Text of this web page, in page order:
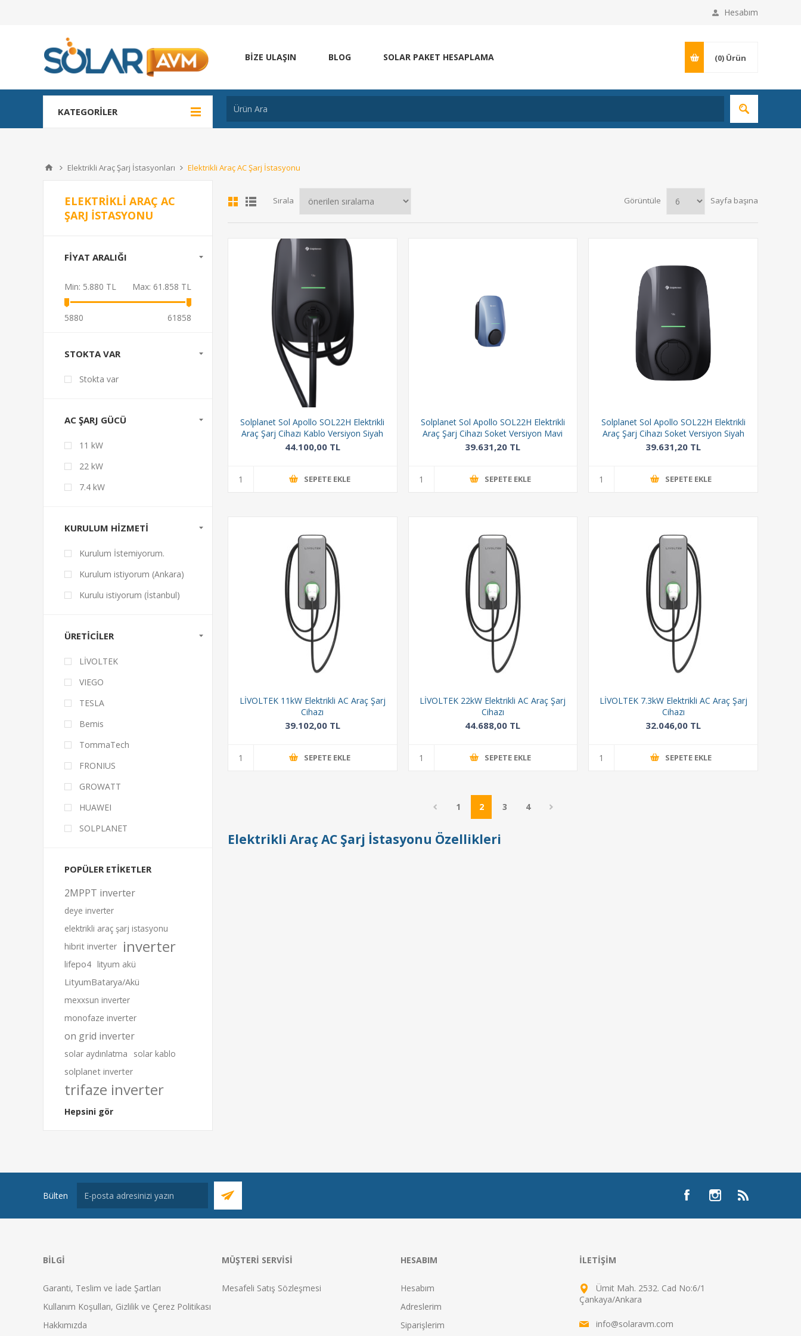
Hesabım
BIZE ULAŞIN BLOG SOLAR PAKET HESAPLAMA (0) Ürün
KATEGORILER
Elektrikli Araç Şarj İstasyonları Elektrikli Araç AC Şarj İstasyonu
Sırala Görüntüle Sayfa başına
Solplanet Sol Apollo SOL22H Elektrikli
Araç Şarj Cihazı Kablo Versiyon Siyah
44.100,00 TL
SEPETE EKLE
Solplanet Sol Apollo SOL22H Elektrikli
Araç Şarj Cihazı Soket Versiyon Mavi
39.631,20 TL
SEPETE EKLE
Solplanet Sol Apollo SOL22H Elektrikli
Araç Şarj Cihazı Soket Versiyon Siyah
39.631,20 TL
SEPETE EKLE
LİVOLTEK 11kW Elektrikli AC Araç Şarj
Cihazı
39.102,00 TL
SEPETE EKLE
LİVOLTEK 22kW Elektrikli AC Araç Şarj
Cihazı
44.688,00 TL
SEPETE EKLE
LİVOLTEK 7.3kW Elektrikli AC Araç Şarj
Cihazı
32.046,00 TL
SEPETE EKLE
1 2 3 4
Elektrikli Araç AC Şarj İstasyonu Özellikleri
ELEKTRIKLI ARAÇ AC
ŞARJ İSTASYONU
FIYAT ARALIĞI
Min: 5.880 TL Max: 61.858 TL
5880 61858
STOKTA VAR
Stokta var
AC ŞARJ GÜCÜ
11 kW
22 kW
7.4 kW
KURULUM HIZMETI
Kurulum İstemiyorum.
Kurulum istiyorum (Ankara)
Kurulu istiyorum (İstanbul)
ÜRETICILER
LİVOLTEK
VIEGO
TESLA
Bemis
TommaTech
FRONIUS
GROWATT
HUAWEI
SOLPLANET
POPÜLER ETIKETLER
2MPPT inverter
deye inverter
elektrikli araç şarj istasyonu
hibrit inverter
inverter
lifepo4 lityum akü
LityumBatarya/Akü
mexxsun inverter
monofaze inverter
on grid inverter
solar aydınlatma
solar kablo
solplanet inverter
trifaze inverter
Hepsini gör
Bülten
BILGI
Garanti, Teslim ve İade Şartları
Kullanım Koşulları, Gizlilik ve Çerez Politikası
Hakkımızda
MÜŞTERI SERVISI
Mesafeli Satış Sözleşmesi
HESABIM
Hesabım
Adreslerim
Siparişlerim
İLETIŞIM
Ümit Mah. 2532. Cad No:6/1
Çankaya/Ankara
info@solaravm.com